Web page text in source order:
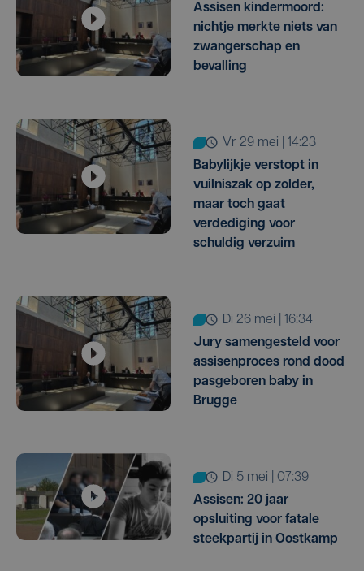
Assisen kindermoord:
nichtje merkte niets van
zwangerschap en
bevalling
vr 29 mei | 14:23
Babylijkje verstopt in
vuilniszak op zolder,
maar toch gaat
verdediging voor
schuldig verzuim
di 26 mei | 16:34
Jury samengesteld voor
assisenproces rond dood
pasgeboren baby in
Brugge
di 5 mei | 07:39
Assisen: 20 jaar
opsluiting voor fatale
steekpartij in Oostkamp